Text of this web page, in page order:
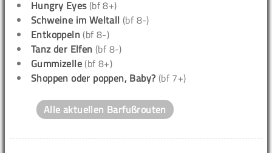
Hungry Eyes(bf 8+)
Schweine im Weltall (bf 8-)
Entkoppeln (bf 8-)
Tanz der Elfen (bf 8-)
Gummizelle (bf 8+)
Shoppen oder poppen, Baby? (bf 7+)
Alle aktuellen Barfußrouten